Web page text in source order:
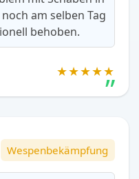
am selben Tag
behoben.
★★★★★
Wespenbekämpfung